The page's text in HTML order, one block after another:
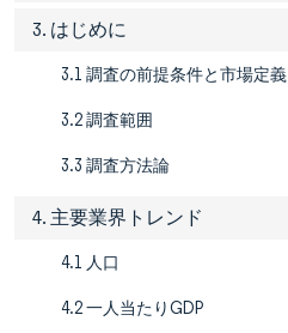
3. はじめに
3.1 調査の前提条件と市場定義
3.2 調査範囲
3.3 調査方法論
4. 主要業界トレンド
4.1 人口
4.2 一人当たりGDP